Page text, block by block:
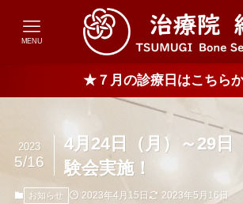
MENU
★７月の診療日はこちら
4月24日（月）～29日
験会実施！
2023
5/16
お知らせ 2023年4月15日 2023年5月16日